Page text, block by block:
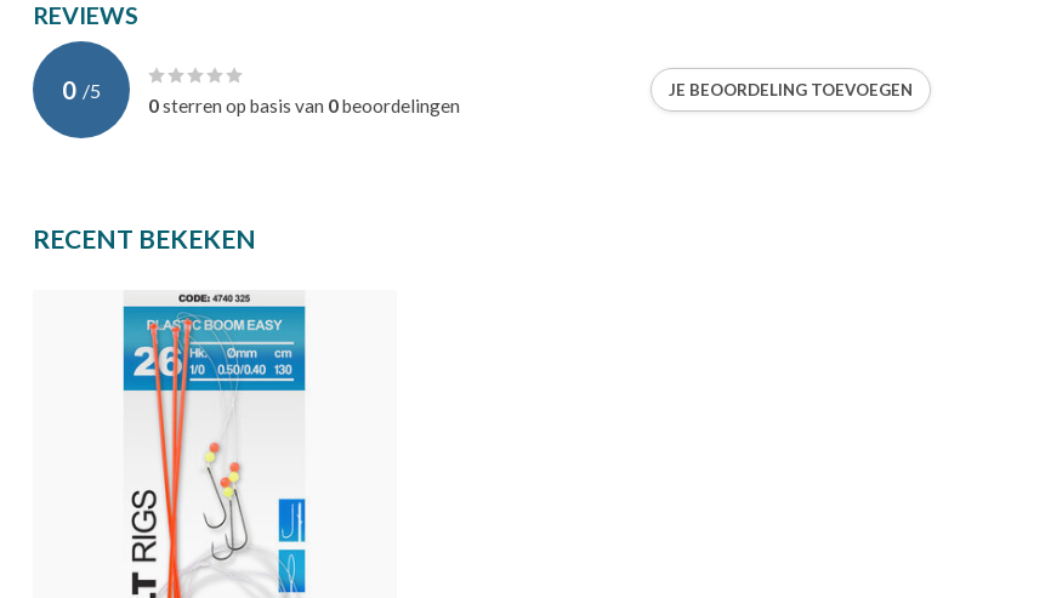
REVIEWS
0 /5
0sterren op basis van 0beoordelingen
JE BEOORDELING TOEVOEGEN
RECENT BEKEKEN